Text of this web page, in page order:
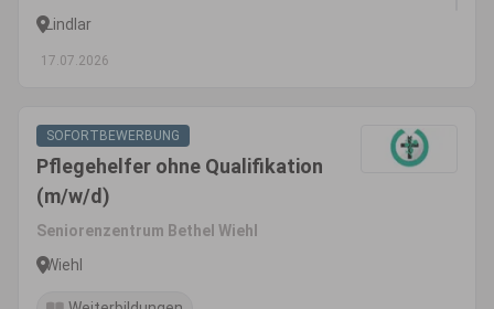
Lindlar
17.07.2026
SOFORTBEWERBUNG
Pflegehelfer ohne Qualifikation
(m/w/d)
Seniorenzentrum Bethel Wiehl
Wiehl